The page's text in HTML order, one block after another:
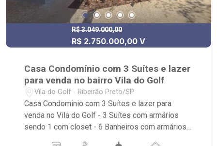
R$ 3.049.000,00
R$ 2.750.000,00 V
Casa Condomínio com 3 Suítes e lazer
para venda no bairro Vila do Golf
Vila do Golf - Ribeirão Preto/SP
Casa Condominio com 3 Suítes e lazer para
venda no Vila do Golf - 3 Suítes com armários
sendo 1 com closet - 6 Banheiros com armários,